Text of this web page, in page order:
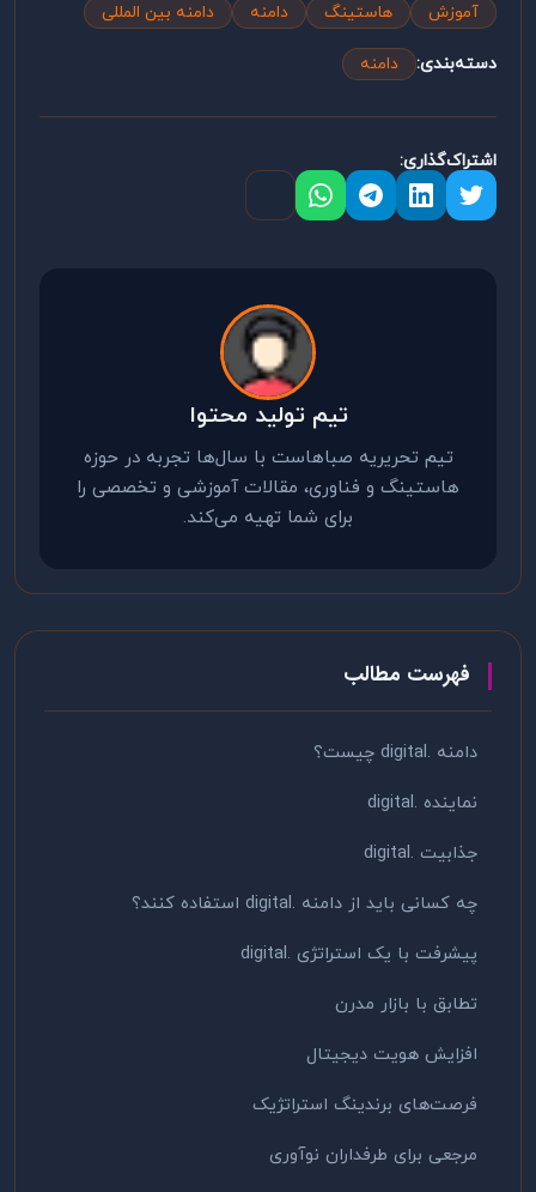
آموزش
هاستینگ دامنه دامنه بین المللی
دسته‌بندی: دامنه
اشتراک‌گذاری:
تیم تولید محتوا
تیم تحریریه صباهاست با سال‌ها تجربه در حوزه
هاستینگ و فناوری، مقالات آموزشی و تخصصی را
برای شما تهیه می‌کند.
فهرست مطالب
دامنه .digital چیست؟
نماینده .digital
جذابیت .digital
چه کسانی باید از دامنه .digital استفاده کنند؟
پیشرفت با یک استراتژی .digital
تطابق با بازار مدرن
افزایش هویت دیجیتال
فرصت‌های برندینگ استراتژیک
مرجعی برای طرفداران نوآوری